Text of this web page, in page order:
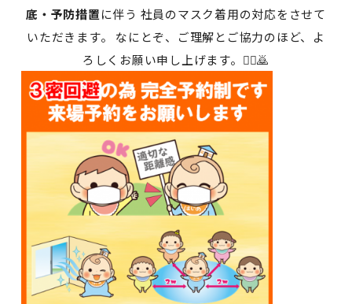
底・予防措置に伴う 社員のマスク着用の対応をさせて
いただきます。 なにとぞ、ご理解とご協力のほど、よ
ろしくお願い申し上げます。🙇‍♀️🙇